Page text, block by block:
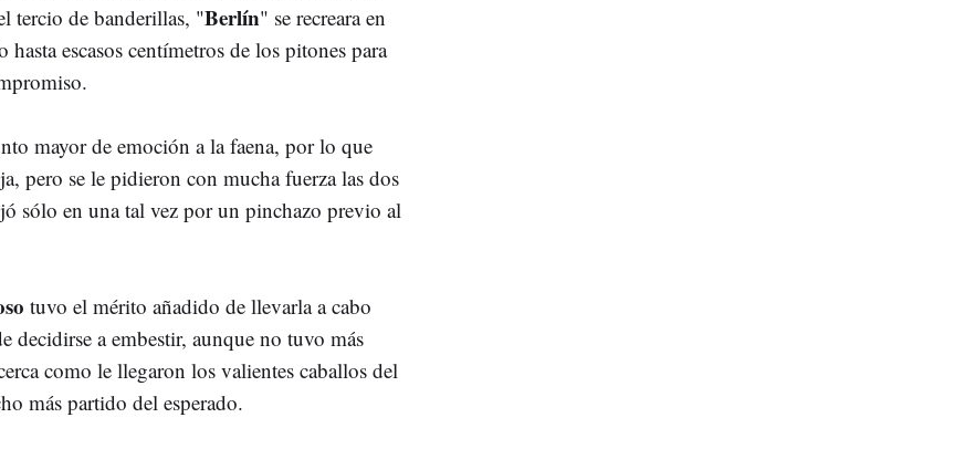
tercio de banderillas, "Berlín" se recreara en
escasos centímetros de los pitones para
mayor de emoción a la faena, por lo que
pero se le pidieron con mucha fuerza las dos
sólo en una tal vez por un pinchazo previo al
tuvo el mérito añadido de llevarla a cabo
decidirse a embestir, aunque no tuvo más
como le llegaron los valientes caballos del
más partido del esperado.